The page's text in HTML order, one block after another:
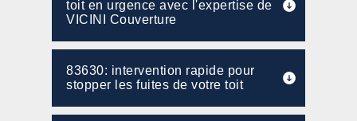
toit en urgence avec l'expertise de
VICINI Couverture
83630: intervention rapide pour
stopper les fuites de votre toit